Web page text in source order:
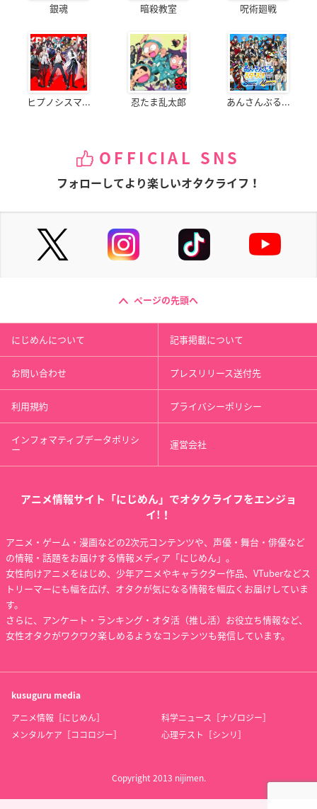
銀魂 暗殺教室 呪術廻戦
ヒプノシスマ... 忍たま乱太郎 あんさんぶる...
OFFICIAL SNS
フォローしてより楽しいオタクライフ！
ページの先頭へ
にじめんについて 記事掲載について
お問い合わせ プレスリリース送付先
利用規約 プライバシーポリシー
インフォマティブデータポリシ
ー 運営会社
アニメ情報サイト「にじめん」でオタクライフをエンジョ
イ!！
アニメ・ゲーム・漫画などの2次元コンテンツや、声優・舞台・俳優など
の情報・話題をお届けする情報メディア「にじめん」。
女性向けアニメをはじめ、少年アニメやキャラクター作品、VTuberなどス
トリーマーにも幅を広げ、オタクが気になる情報を幅広くお届けしていま
す。
さらに、アンケート・ランキング・オタ活（推し活）お役立ち情報など、
女性オタクがワクワク楽しめるようなコンテンツも発信しています。
kusuguru media
アニメ情報［にじめん］
科学ニュース［ナゾロジー］
メンタルケア［ココロジー］
心理テスト［シンリ］
Copyright 2013 nijimen.